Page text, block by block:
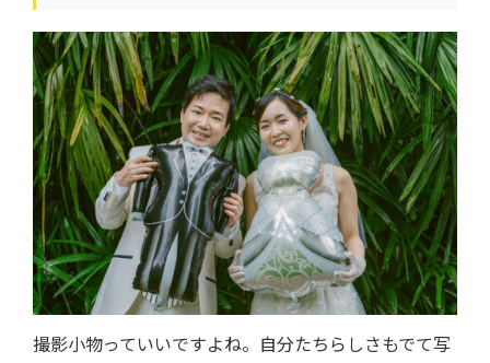
撮影小物っていいですよね。自分たちらしさもでて写